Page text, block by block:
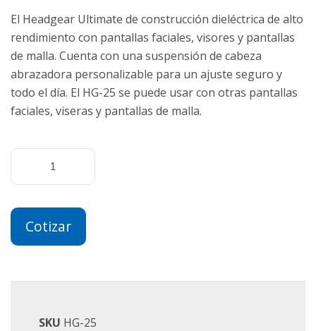
El Headgear Ultimate de construcción dieléctrica de alto
rendimiento con pantallas faciales, visores y pantallas
de malla. Cuenta con una suspensión de cabeza
abrazadora personalizable para un ajuste seguro y
todo el día. El HG-25 se puede usar con otras pantallas
faciales, viseras y pantallas de malla.
Cotizar
SKU HG-25